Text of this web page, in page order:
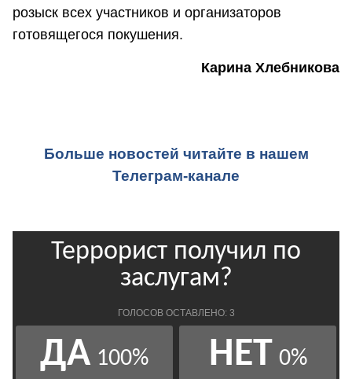
розыск всех участников и организаторов
готовящегося покушения.
Карина Хлебникова
Больше новостей читайте в нашем
Телеграм-канале